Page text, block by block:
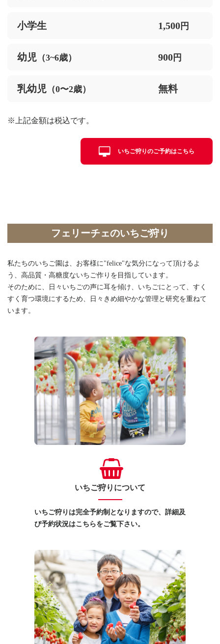
小学生 1,500 円
幼児 （3~6歳） 900 円
乳幼児 （0〜2歳） 無料
※上記金額は税込です。
いちご狩りのご予約はこちら
フェリーチェのいちご狩り
私たちのいちご園は、お客様に"felice"な気分になって頂けるよ
う、高品質・高糖度ないちご作りを目指しています。
そのために、日々いちごの声に耳を傾け、いちごにとって、すく
すく育つ環境にするため、日々きめ細やかな管理と研究を重ねて
います。
いちご狩りについて
いちご狩りは完全予約制となりますので、詳細及
び予約状況はこちらをご覧下さい。